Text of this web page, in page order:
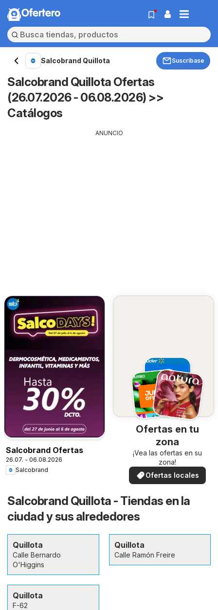
Ofertero
Salcobrand Quillota Suscríbase
Salcobrand Quillota Ofertas
(26.07.2026 - 06.08.2026) >>
Catálogos
ANUNCIO
Salcobrand Ofertas
26.07. - 06.08.2026
Salcobrand
Ofertas en tu
zona
¡Vea las ofertas en su
zona!
Ofertas locales
Salcobrand Quillota - Tiendas en la
ciudad y sus alrededores
Quillota
Calle Bernardo
O'Higgins
Quillota
Calle Ramón Freire
Quillota
F-62